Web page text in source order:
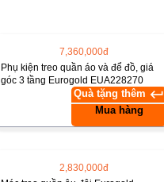
7,360,000đ
Phụ kiện treo quần áo và để đồ, giá
góc 3 tầng Eurogold EUA228270
Quà tặng thêm keyboard_return
Mua hàng
2,830,000đ